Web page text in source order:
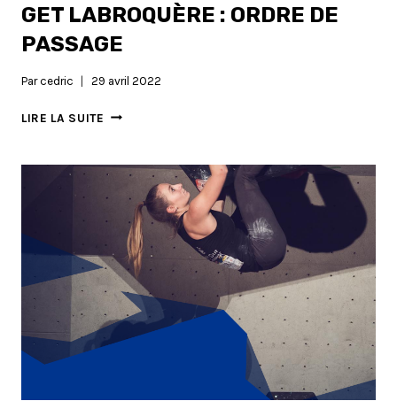
GET LABROQUÈRE : ORDRE DE
PASSAGE
Par cedric 29 avril 2022
LIRE LA SUITE GET
ORDRE
PASSAGE